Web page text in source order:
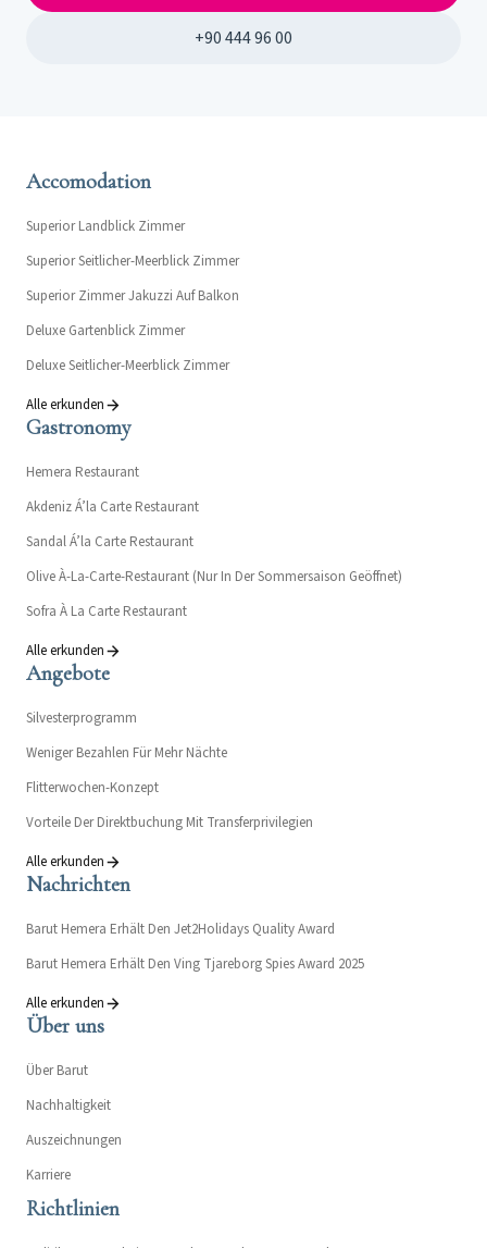
+90 444 96 00
Accomodation
Superior Landblick Zimmer
Superior Seitlicher-Meerblick Zimmer
Superior Zimmer Jakuzzi Auf Balkon
Deluxe Gartenblick Zimmer
Deluxe Seitlicher-Meerblick Zimmer
Alle erkunden
Gastronomy
Hemera Restaurant
Akdeniz Á’la Carte Restaurant
Sandal Á’la Carte Restaurant
Olive À-La-Carte-Restaurant (Nur In Der Sommersaison Geöffnet)
Sofra À La Carte Restaurant
Alle erkunden
Angebote
Silvesterprogramm
Weniger Bezahlen Für Mehr Nächte
Flitterwochen-Konzept
Vorteile Der Direktbuchung Mit Transferprivilegien
Alle erkunden
Nachrichten
Barut Hemera Erhält Den Jet2Holidays Quality Award
Barut Hemera Erhält Den Ving Tjareborg Spies Award 2025
Alle erkunden
Über uns
Über Barut
Nachhaltigkeit
Auszeichnungen
Karriere
Richtlinien